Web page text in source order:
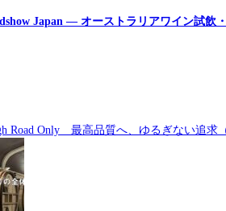
Japan ― オーストラリアワイン試飲
Road Only 最高品質へ、ゆるぎない追求